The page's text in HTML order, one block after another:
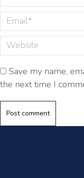
Email *
Website
Save my name,
the next time I
Post comment